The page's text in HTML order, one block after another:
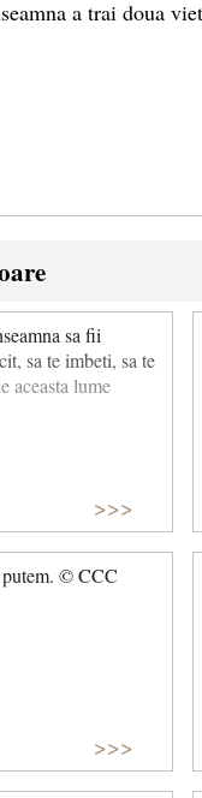
a trai doua
sa fii
sa te imbeti, sa te
aceasta lume
>>>
putem. © CCC
>>>